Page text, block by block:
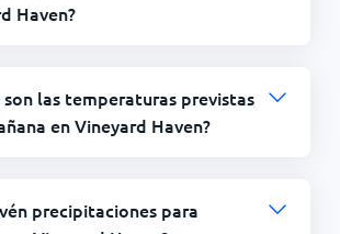
Haven?
son las temperaturas previstas
en Vineyard Haven?
precipitaciones para